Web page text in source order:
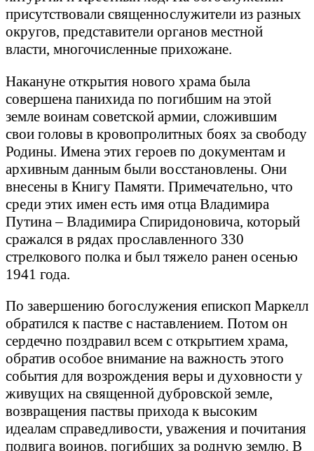
присутствовали священнослужители из разных
округов, представители органов местной
власти, многочисленные прихожане.
Накануне открытия нового храма была
совершена панихида по погибшим на этой
земле воинам советской армии, сложившим
свои головы в кровопролитных боях за свободу
Родины. Имена этих героев по документам и
архивным данным были восстановлены. Они
внесены в Книгу Памяти. Примечательно, что
среди этих имен есть имя отца Владимира
Путина – Владимира Спиридоновича, который
сражался в рядах прославленного 330
стрелкового полка и был тяжело ранен осенью
1941 года.
По завершению богослужения епископ Маркелл
обратился к пастве с наставлением. Потом он
сердечно поздравил всем с открытием храма,
обратив особое внимание на важность этого
события для возрождения веры и духовности у
живущих на священной дубровской земле,
возвращения паствы прихода к высоким
идеалам справедливости, уважения и почитания
подвига воинов, погибших за родную землю. В